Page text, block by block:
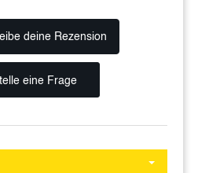
deine Rezension
eine Frage